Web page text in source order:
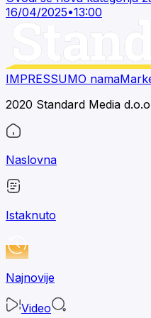
16/04/2025•13:00
IMPRESSUMO nama
2020 Standard Media
Naslovna
Istaknuto
Najnovije
Video